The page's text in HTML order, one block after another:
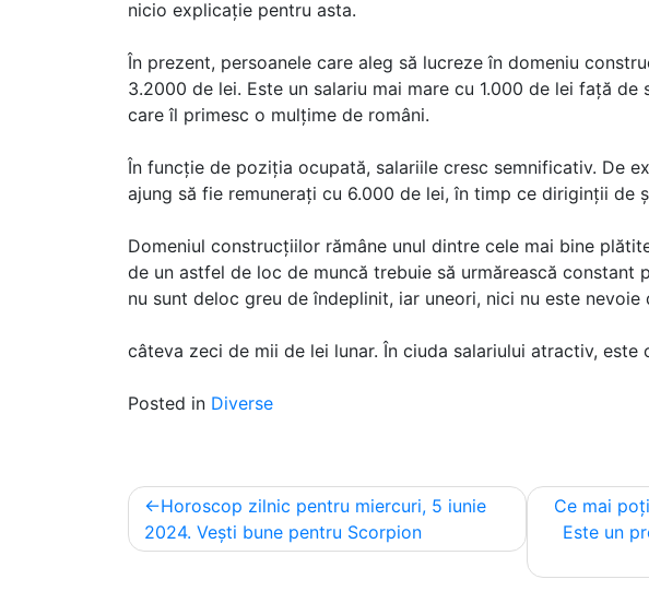
nicio explicație pentru asta.
În prezent, persoanele care aleg să lucreze în domeniu
3.2000 de lei. Este un salariu mai mare cu 1.000 de lei față de
care îl primesc o mulțime de români.
În funcție de poziția ocupată, salariile cresc semnificativ. De
ajung să fie remunerați cu 6.000 de lei, în timp ce diriginții de
Domeniul construcțiilor rămâne unul dintre cele mai bine
de un astfel de loc de muncă trebuie să urmărească constant
nu sunt deloc greu de îndeplinit, iar uneori, nici nu este nevoie
câteva zeci de mii de lei lunar. În ciuda salariului atractiv, este
Posted in Diverse
Post
navigation
Horoscop zilnic pentru miercuri, 5 iunie
2024. Vești bune pentru Scorpion
Ce mai
Este un